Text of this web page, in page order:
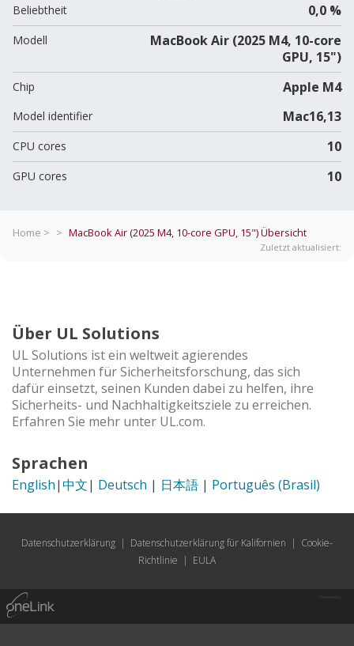
Beliebtheit 0,0 %
Modell
MacBook Air (2025 M4, 10-core
GPU, 15")
Chip Apple M4
Model identifier Mac16,13
CPU cores 10
GPU cores 10
Home > > MacBook Air (2025 M4, 10-core GPU, 15")Übersicht
Zuletzt aktualisiert:
Über UL Solutions
UL Solutions ist ein weltweit agierendes
Unternehmen für Sicherheitsforschung, das sich
dafür einsetzt, seinen Kunden dabei zu helfen, ihre
Sicherheits- und Nachhaltigkeitsziele zu erreichen.
Erfahren Sie mehr unter UL.com.
Sprachen
English|中文| Deutsch | 日本語 | Português (Brasil)
Datenschutzerklärung | Datenschutzerklärung für Kalifornien | Cookie-
Richtlinie | EULA